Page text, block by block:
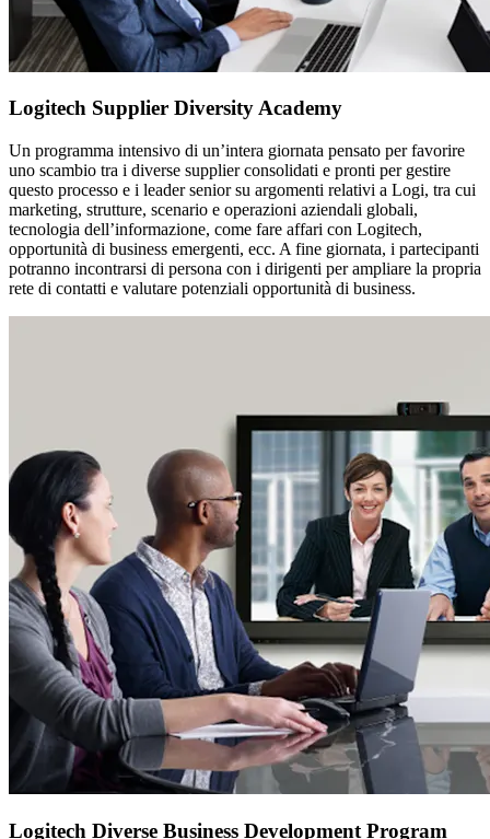
Logitech Supplier Diversity Academy
Un programma intensivo di un’intera giornata pensato per favorire
uno scambio tra i diverse supplier consolidati e pronti per gestire
questo processo e i leader senior su argomenti relativi a Logi, tra cui
marketing, strutture, scenario e operazioni aziendali globali,
tecnologia dell’informazione, come fare affari con Logitech,
opportunità di business emergenti, ecc. A fine giornata, i partecipanti
potranno incontrarsi di persona con i dirigenti per ampliare la propria
rete di contatti e valutare potenziali opportunità di business.
Logitech Diverse Business Development Program